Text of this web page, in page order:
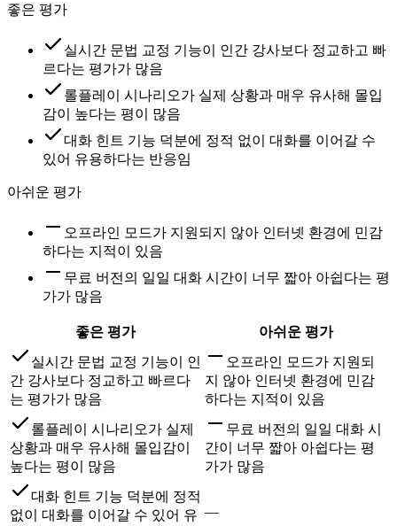
좋은 평가
실시간 문법 교정 기능이 인간 강사보다 정교하고 빠
르다는 평가가 많음
롤플레이 시나리오가 실제 상황과 매우 유사해 몰입
감이 높다는 평이 많음
대화 힌트 기능 덕분에 정적 없이 대화를 이어갈 수
있어 유용하다는 반응임
아쉬운 평가
오프라인 모드가 지원되지 않아 인터넷 환경에 민감
하다는 지적이 있음
무료 버전의 일일 대화 시간이 너무 짧아 아쉽다는 평
가가 많음
좋은 평가
아쉬운 평가
실시간 문법 교정 기능이 인
간 강사보다 정교하고 빠르다
는 평가가 많음
오프라인 모드가 지원되
지 않아 인터넷 환경에 민감
하다는 지적이 있음
롤플레이 시나리오가 실제
상황과 매우 유사해 몰입감이
높다는 평이 많음
무료 버전의 일일 대화 시
간이 너무 짧아 아쉽다는 평
가가 많음
대화 힌트 기능 덕분에 정적
없이 대화를 이어갈 수 있어 유 —